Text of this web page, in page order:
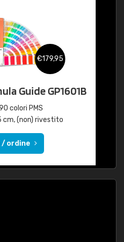
€179,95
Guide GP1601B
colori PMS
cm, (non) rivestito
/ ordine